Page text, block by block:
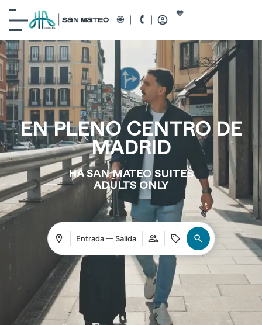
EN PLENO CENTRO DE
MADRID
HA SAN MATEO SUITES
ADULTS ONLY
Entrada — Salida